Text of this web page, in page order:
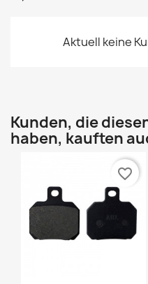
Aktuell keine
Kunden, die
haben, kauften
favorite_border